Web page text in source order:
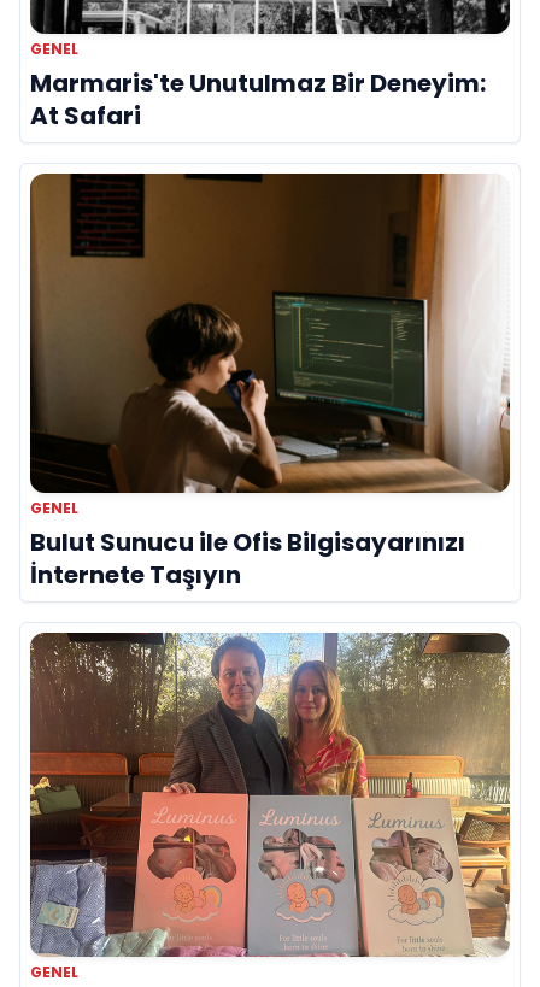
GENEL
Marmaris'te Unutulmaz Bir Deneyim:
At Safari
GENEL
Bulut Sunucu ile Ofis Bilgisayarınızı
İnternete Taşıyın
GENEL